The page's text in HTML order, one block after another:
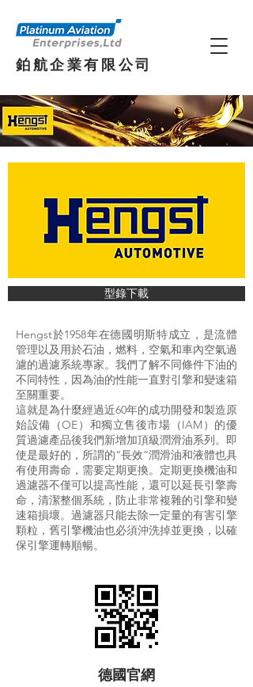
鉑航企業有限公司
型錄下載
Hengst於1958年在德國明斯特成立，是流體
管理以及用於石油，燃料，空氣和車內空氣過
濾的過濾系統專家。我們了解不同條件下油的
不同特性，因為油的性能一直對引擎和變速箱
至關重要。
這就是為什麼經過近60年的成功開發和製造原
始設備（OE）和獨立售後市場（IAM）的優
質過濾產品後我們新增加頂級潤滑油系列。即
使是最好的，所謂的“長效”潤滑油和液體也具
有使用壽命，需要定期更換。定期更換機油和
過濾器不僅可以提高性能，還可以延長引擎壽
命，清潔整個系統，防止非常複雜的引擎和變
速箱損壞。過濾器只能去除一定量的有害引擎
顆粒，舊引擎機油也必須沖洗掉並更換，以確
保引擎運轉順暢。
德國官網